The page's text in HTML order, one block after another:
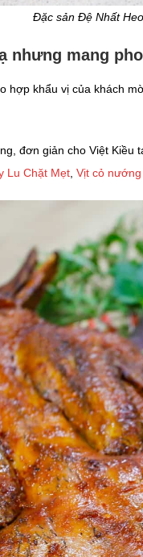
Đặc sản Đệ Nhất
nhưng mang
hợp khẩu vị của khách
đơn giản cho Việt
Lu Chặt Mẹt Vịt cỏ